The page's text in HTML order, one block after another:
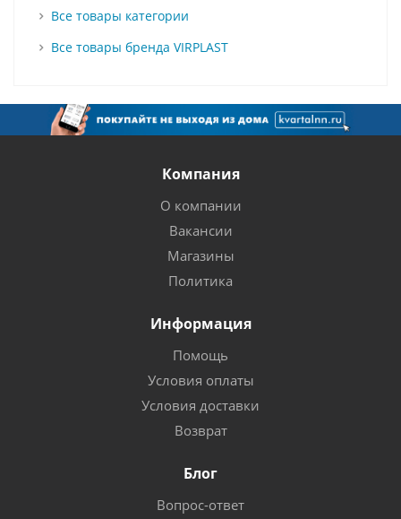
Все товары категории
Все товары бренда VIRPLAST
Компания
О компании
Вакансии
Магазины
Политика
Информация
Помощь
Условия оплаты
Условия доставки
Возврат
Блог
Вопрос-ответ